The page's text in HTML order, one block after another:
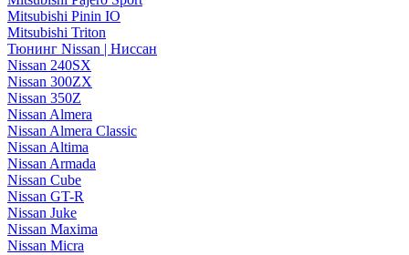
Mitsubishi Pinin IO
Mitsubishi Triton
Тюнинг Nissan | Ниссан
Nissan 240SX
Nissan 300ZX
Nissan 350Z
Nissan Almera
Nissan Almera Classic
Nissan Altima
Nissan Armada
Nissan Cube
Nissan GT-R
Nissan Juke
Nissan Maxima
Nissan Micra